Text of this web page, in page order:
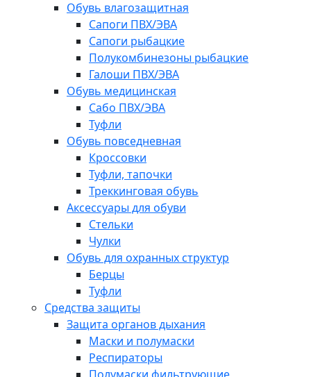
Обувь влагозащитная
Сапоги ПВХ/ЭВА
Сапоги рыбацкие
Полукомбинезоны рыбацкие
Галоши ПВХ/ЭВА
Обувь медицинская
Сабо ПВХ/ЭВА
Туфли
Обувь повседневная
Кроссовки
Туфли, тапочки
Треккинговая обувь
Аксессуары для обуви
Стельки
Чулки
Обувь для охранных структур
Берцы
Туфли
Средства защиты
Защита органов дыхания
Маски и полумаски
Респираторы